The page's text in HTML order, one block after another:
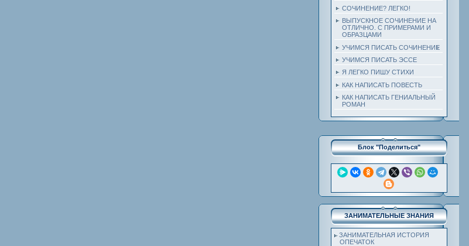
СОЧИНЕНИЕ? ЛЕГКО!
ВЫПУСКНОЕ СОЧИНЕНИЕ НА
ОТЛИЧНО. С ПРИМЕРАМИ И
ОБРАЗЦАМИ
УЧИМСЯ ПИСАТЬ СОЧИНЕНИЕ
УЧИМСЯ ПИСАТЬ ЭССЕ
Я ЛЕГКО ПИШУ СТИХИ
КАК НАПИСАТЬ ПОВЕСТЬ
КАК НАПИСАТЬ ГЕНИАЛЬНЫЙ
РОМАН
Блок "Поделиться"
ЗАНИМАТЕЛЬНЫЕ ЗНАНИЯ
ЗАНИМАТЕЛЬНАЯ ИСТОРИЯ
ОПЕЧАТОК